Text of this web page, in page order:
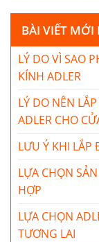
BÀI VIẾT MỚI
LÝ DO VÌ SAO
KÍNH ADLER
LÝ DO NÊN
ADLER CHO
LƯU Ý KHI LẮP
LỰA CHỌN
HỢP
LỰA CHỌN
TƯƠNG LAI